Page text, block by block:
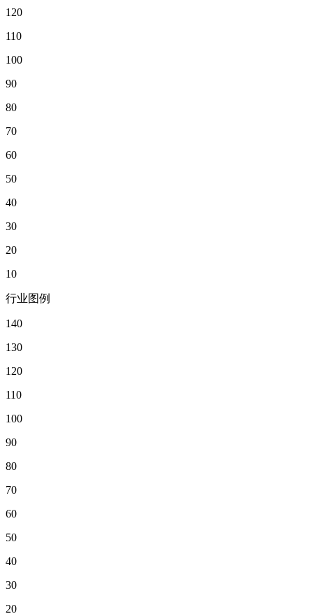
120
110
100
90
80
70
60
50
40
30
20
10
行业图例
140
130
120
110
100
90
80
70
60
50
40
30
20